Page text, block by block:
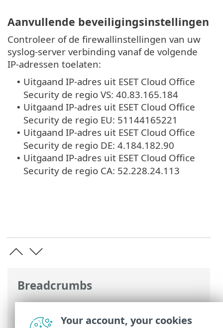
Breadcrumbs
Online-Help van ESET>ESET Cloud Office
Security >Navigeren in ESET Cloud Office
Aanvullende beveiligingsinstellingen
Controleer of de firewallinstellingen van uw
syslog-server verbinding vanaf de volgende
IP-adressen toelaten:
• Uitgaand IP-adres uit ESET Cloud Office
Security de regio VS: 40.83.165.184
• Uitgaand IP-adres uit ESET Cloud Office
Security de regio EU: 51144165221
• Uitgaand IP-adres uit ESET Cloud Office
Security de regio DE: 4.184.182.90
• Uitgaand IP-adres uit ESET Cloud Office
Security de regio CA: 52.228.24.113
Your account, your cookies